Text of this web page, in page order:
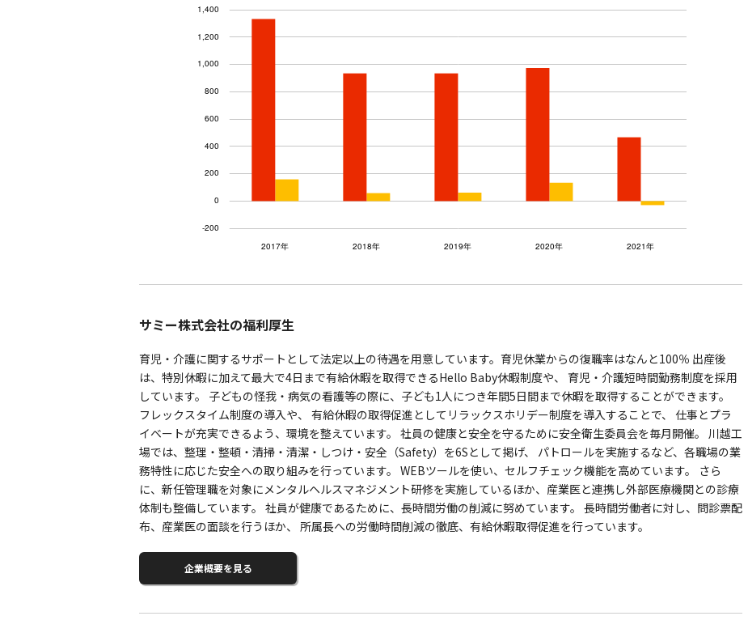
サミー株式会社の福利厚生
育児・介護に関するサポートとして法定以上の待遇を用意しています。育児休業からの復職率はなんと100％ 出産後
は、特別休暇に加えて最大で4日まで有給休暇を取得できるHello Baby休暇制度や、 育児・介護短時間勤務制度を採用
しています。 子どもの怪我・病気の看護等の際に、子ども1人につき年間5日間まで休暇を取得することができます。
フレックスタイム制度の導入や、 有給休暇の取得促進としてリラックスホリデー制度を導入することで、 仕事とプラ
イベートが充実できるよう、環境を整えています。 社員の健康と安全を守るために安全衛生委員会を毎月開催。 川越工
場では、整理・整頓・清掃・清潔・しつけ・安全（Safety）を6Sとして掲げ、 パトロールを実施するなど、各職場の業
務特性に応じた安全への取り組みを行っています。 WEBツールを使い、セルフチェック機能を高めています。 さら
に、新任管理職を対象にメンタルヘルスマネジメント研修を実施しているほか、産業医と連携し外部医療機関との診療
体制も整備しています。 社員が健康であるために、長時間労働の削減に努めています。 長時間労働者に対し、問診票配
布、産業医の面談を行うほか、 所属長への労働時間削減の徹底、有給休暇取得促進を行っています。
企業概要を見る